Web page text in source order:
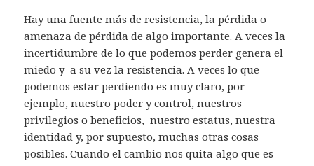
Hay una fuente más de resistencia, la pérdida o
amenaza de pérdida de algo importante. A veces la
incertidumbre de lo que podemos perder genera el
miedo y a su vez la resistencia. A veces lo que
podemos estar perdiendo es muy claro, por
ejemplo, nuestro poder y control, nuestros
privilegios o beneficios, nuestro estatus, nuestra
identidad y, por supuesto, muchas otras cosas
posibles. Cuando el cambio nos quita algo que es